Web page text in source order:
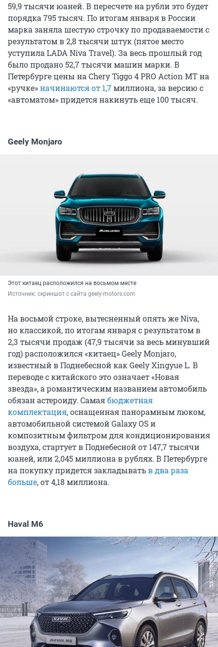
59,9 тысячи юаней. В пересчете на рубли это будет
порядка 795 тысяч. По итогам января в России
марка заняла шестую строчку по продаваемости с
результатом в 2,8 тысячи штук (пятое место
уступила LADA Niva Travel). За весь прошлый год
было продано 52,7 тысячи машин марки. В
Петербурге цены на Chery Tiggo 4 PRO Action MT на
«ручке»начинаются от 1,7миллиона, за версию с
«автоматом» придется накинуть еще 100 тысяч.
Geely Mоnjaro
Этот китаец расположился на восьмом месте
Источник: скриншот с сайта geely-motors.com
На восьмой строке, вытесненный опять же Niva,
но классикой, по итогам января с результатом в
2,3 тысячи продаж (47,9 тысячи за весь минувший
год) расположился «китаец» Geely Mоnjaro,
известный в Поднебесной как Geely Xingyue L. В
переводе с китайского это означает «Новая
звезда», а романтическим названием автомобиль
обязан астероиду. Самаябюджетная
комплектация, оснащенная панорамным люком,
автомобильной системой Galaxy OS и
композитным фильтром для кондиционирования
воздуха, стартует в Поднебесной от 147,7 тысячи
юаней, или 2,045 миллиона в рублях. В Петербурге
на покупку придется закладыватьв два раза
больше, от 4,18 миллиона.
Haval M6